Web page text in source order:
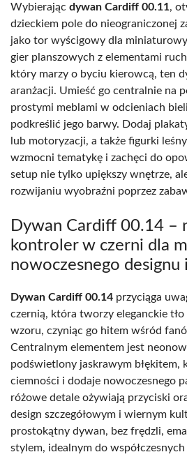
Wybierając dywan Cardiff 00.11,
dzieckiem pole do nieograniczonej
jako tor wyścigowy dla
gier planszowych z elementami
który marzy o byciu kierowcą, ten
aranżacji. Umieść go centralnie na
prostymi meblami w odcieniach
podkreślić jego barwy. Dodaj
lub motoryzacji, a także figurki
wzmocni tematykę i zachęci do
setup nie tylko upiększy wnętrze,
rozwijaniu wyobraźni poprzez
Dywan Cardiff 00.14 –
kontroler w czerni dla
nowoczesnego designu
Dywan Cardiff 00.14 przyciąga
czernią, która tworzy eleganckie
wzoru, czyniąc go hitem wśród
Centralnym elementem jest
podświetlony jaskrawym błękitem,
ciemności i dodaje nowoczesnego
różowe detale ożywiają przyciski
design szczegółowym i wiernym
prostokątny dywan, bez frędzli,
stylem, idealnym do współczesnych